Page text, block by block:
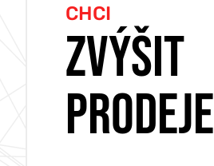
YOUTUBE REKLAMA
FOTOGRAFIE
CHCI
ZVÝŠIT
PRODEJE